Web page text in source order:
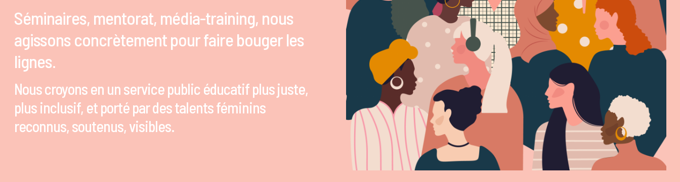
Séminaires, mentorat, média-training, nous
agissons concrètement pour faire bouger les
lignes.
Nous croyons en un service public éducatif plus juste,
plus inclusif, et porté par des talents féminins
reconnus, soutenus, visibles.